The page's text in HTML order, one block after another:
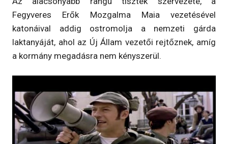
Fegyveres Erők Mozgalma Maia vezetésével
katonáival addig ostromolja a nemzeti gárda
laktanyáját, ahol az Új Állam vezetői rejtőznek, amíg
a kormány megadásra nem kényszerül.